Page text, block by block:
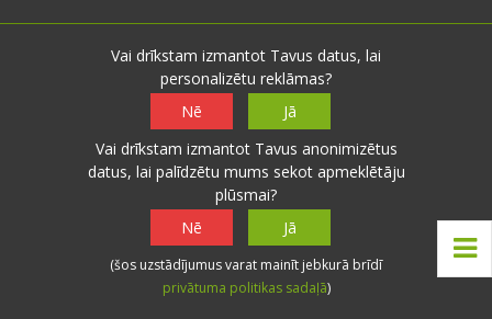
lightning - Līvāni
novērojumi
0
0
10.08.2015 23:39
Man enerģija pazūd
rudens otrajā pusē, ja
iestājas ilgstošs slapjš un
tumšs laiks ar lielu
Vai drīkstam izmantot Tavus datus, lai
personalizētu reklāmas?
Nē
Jā
Vai drīkstam izmantot Tavus anonimizētus
datus, lai palīdzētu mums sekot apmeklētāju
plūsmai?
Nē
Jā
(šos uzstādījumus varat mainīt jebkurā brīdī
privātuma politikas sadaļā)